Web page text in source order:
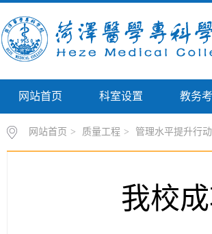
网站首页 科室设置 教务
网站首页 > 质量工程 > 管理水平提升行动
我校